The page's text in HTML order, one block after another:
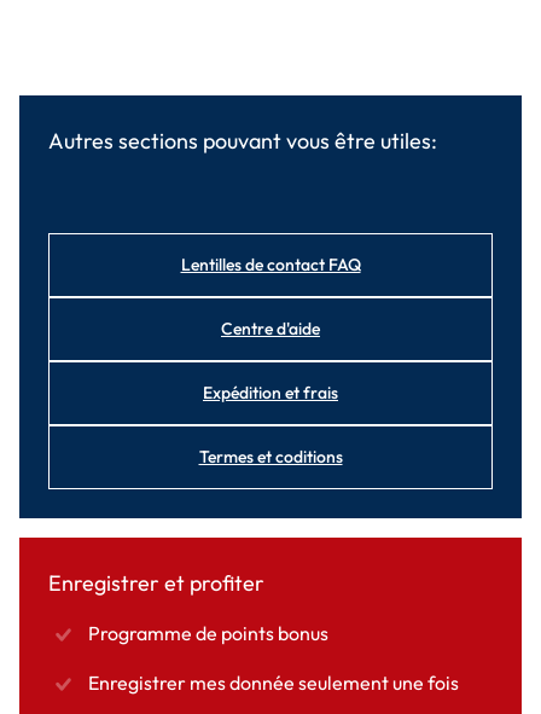
Autres sections pouvant vous être utiles:
Lentilles de contact FAQ
Centre d'aide
Expédition et frais
Termes et coditions
Enregistrer et profiter
Programme de points bonus
Enregistrer mes donnée seulement une fois